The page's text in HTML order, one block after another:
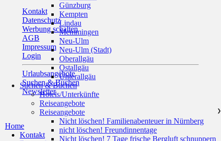
Kontakt
Datenschutz
Werbung schalten
AGB
Impressum
Login
Urlaubsangebote
Suchen & Buchen
Newsletter
Home
Kontakt
Günzburg
Kempten
Lindau
Memmingen
Neu-Ulm
Neu-Ulm (Stadt)
Oberallgäu
Ostallgäu
Unterallgäu
Suchen & Buchen
Hotels/Unterkünfte
Reiseangebote
Reiseangebote
❯
Nicht löschen! Familienabenteuer in Nürnberg
nicht löschen! Freundinnentage
Nicht löschen! 7 Tage frische Bergluft schnuppern